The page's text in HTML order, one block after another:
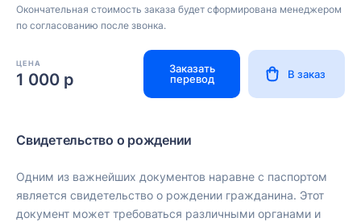
Окончательная стоимость заказа будет сформирована менеджером
по согласованию после звонка.
ЦЕНА
1 000 р
Заказать
перевод
В заказ
Свидетельство о рождении
Одним из важнейших документов наравне с паспортом
является свидетельство о рождении гражданина. Этот
документ может требоваться различными органами и